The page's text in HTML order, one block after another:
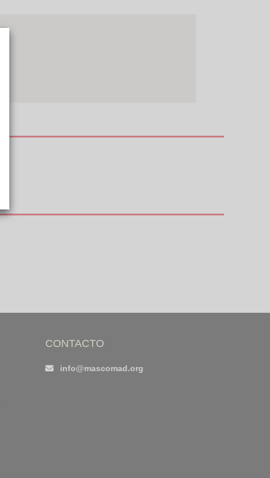
CONTACTO
info@mascomad.org